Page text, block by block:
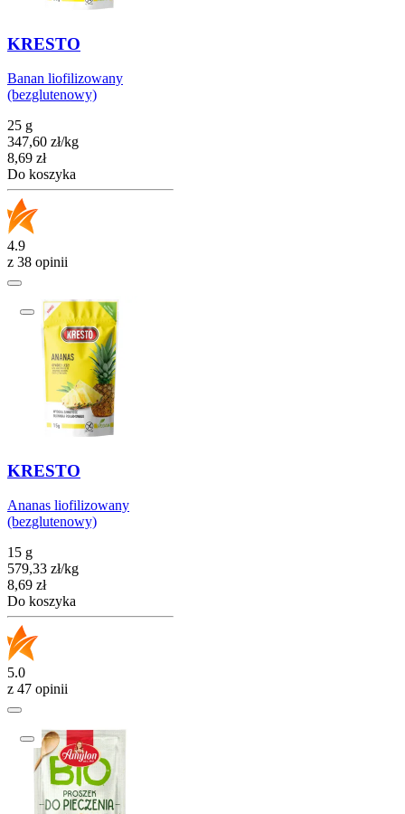
KRESTO
Banan liofilizowany
(bezglutenowy)
25 g
347,60 zł/kg
Cena
8,69 zł
Do koszyka
4.9
z 38 opinii
KRESTO
Ananas liofilizowany
(bezglutenowy)
15 g
579,33 zł/kg
Cena
8,69 zł
Do koszyka
5.0
z 47 opinii